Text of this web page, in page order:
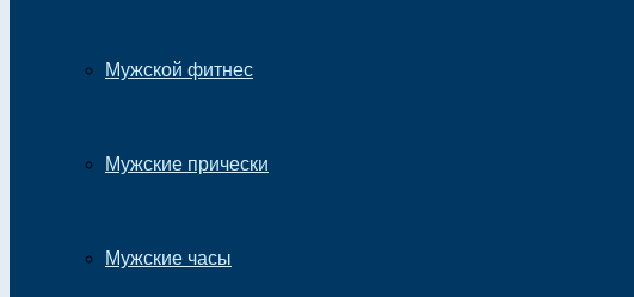
Мужской фитнес
Мужские прически
Мужские часы